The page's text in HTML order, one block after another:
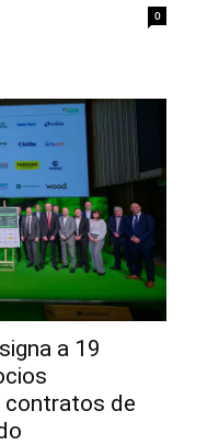
0
a 19
contratos de